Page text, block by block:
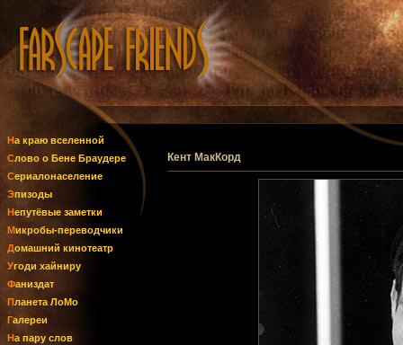
На краю вселенной
Слово о Бене Браудере
Сериалонаселение
Эпизоды
Непутёвые заметки
Микробы-переводчики
Домашний кинотеатр
Угоди хайниру
Фаниздат
Планета ЛоМо
Галереи
На пару слов
Кент МакКорд